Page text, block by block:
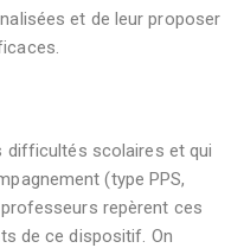
et de leur proposer
difficultés scolaires et qui
(type PPS,
professeurs repèrent ces
de ce dispositif. On